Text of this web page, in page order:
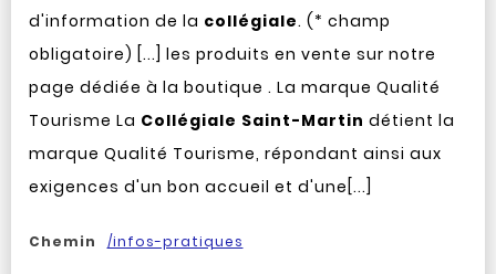
d'information de la collégiale. (* champ
obligatoire) [...] les produits en vente sur notre
page dédiée à la boutique . La marque Qualité
Tourisme La Collégiale Saint-Martin détient la
marque Qualité Tourisme, répondant ainsi aux
exigences d'un bon accueil et d'une[...]
Chemin /infos-pratiques